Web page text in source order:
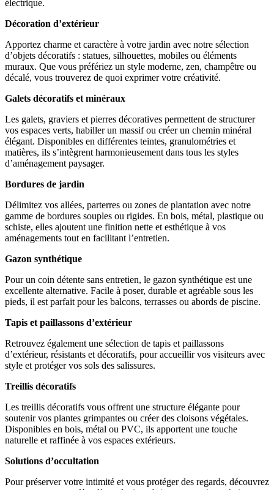
électrique.
Décoration d’extérieur
Apportez charme et caractère à votre jardin avec notre sélection
d’objets décoratifs : statues, silhouettes, mobiles ou éléments
muraux. Que vous préfériez un style moderne, zen, champêtre ou
décalé, vous trouverez de quoi exprimer votre créativité.
Galets décoratifs et minéraux
Les galets, graviers et pierres décoratives permettent de structurer
vos espaces verts, habiller un massif ou créer un chemin minéral
élégant. Disponibles en différentes teintes, granulométries et
matières, ils s’intègrent harmonieusement dans tous les styles
d’aménagement paysager.
Bordures de jardin
Délimitez vos allées, parterres ou zones de plantation avec notre
gamme de bordures souples ou rigides. En bois, métal, plastique ou
schiste, elles ajoutent une finition nette et esthétique à vos
aménagements tout en facilitant l’entretien.
Gazon synthétique
Pour un coin détente sans entretien, le gazon synthétique est une
excellente alternative. Facile à poser, durable et agréable sous les
pieds, il est parfait pour les balcons, terrasses ou abords de piscine.
Tapis et paillassons d’extérieur
Retrouvez également une sélection de tapis et paillassons
d’extérieur, résistants et décoratifs, pour accueillir vos visiteurs avec
style et protéger vos sols des salissures.
Treillis décoratifs
Les treillis décoratifs vous offrent une structure élégante pour
soutenir vos plantes grimpantes ou créer des cloisons végétales.
Disponibles en bois, métal ou PVC, ils apportent une touche
naturelle et raffinée à vos espaces extérieurs.
Solutions d’occultation
Pour préserver votre intimité et vous protéger des regards, découvrez